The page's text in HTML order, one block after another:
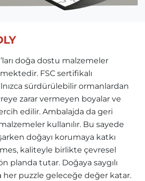
doğa dostu malzemeler
FSC sertifikalı
sürdürülebilir ormanlardan
zarar vermeyen boyalar ve
edilir. Ambalajda da geri
kullanılır. Bu sayede
doğayı korumaya katkı
kaliteyle birlikte çevresel
planda tutar. Doğaya saygılı
her puzzle geleceğe değer katar.